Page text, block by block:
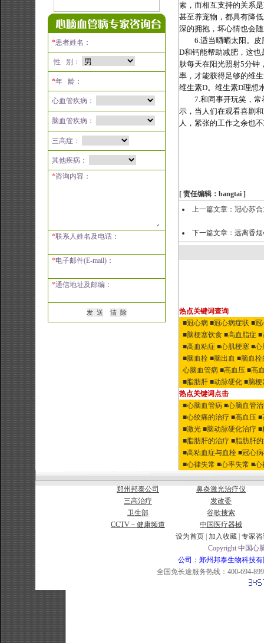
*患者姓名：
性 别：
*年 龄：
心血管疾病：
脑血管疾病：
三高症：
其他疾病：
*咨询内容：
*联系人姓名及电话：
*电子邮件(E-mail)：
*通信地址及邮编：
素，而相互支持的关系
甚至养宠物，都具有降
深的拥抱，坏心情也会
6.适当晒晒太阳。
D和钙能帮助减肥，这
肤每天在阳光照射5分钟
率，才能获得足够的维
维生素D。维生素D理想
7.和同事开玩笑，
示，当人们在观看喜剧
人，紧张的工作之余也
[ 责任编辑：bangtai ]
上一篇文章： 冠心苏
下一篇文章： 远离香
热点关键词查询
■冠心病 ■冠心病症状 ■冠
■脑梗塞饮食 ■高血脂症 ■
■高血粘症 ■心肌梗塞 ■心
■脑血栓 ■脑出血 ■脑血栓
心脑血管病 ■高血压 ■高
■脂肪肝 ■动脉硬化 ■脑梗
热点关键词点击
■心脑血管病 ■心脑血管
■心绞痛的治疗 ■高血压 ■
■激光 ■脑动脉硬化治疗 ■
■脂肪肝的治疗 ■脂肪肝
■高粘血症与血栓 ■冠心
■心律失常 ■心率失常 ■心
郑州邦泰公司
鼻炎激光治疗仪
三高治疗
发改委
卫生部
谷歌搜索
CCTV－健康频道
中国医疗器械
设为首页 加入收藏 专家
Copyright 中国心
公司：郑州邦泰生物科
全国免长途服务热线：400-694-